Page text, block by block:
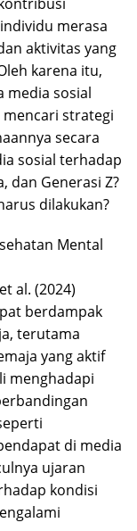
merasa
aktivitas yang
karena itu,
media sosial
strategi
secara
sosial terhadap
dan Generasi Z?
dilakukan?
Mental
al. (2024)
berdampak
terutama
yang aktif
menghadapi
di media
ujaran
kondisi